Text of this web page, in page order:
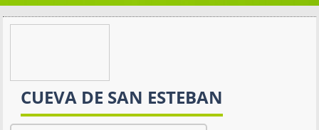
CUEVA DE SAN ESTEBAN